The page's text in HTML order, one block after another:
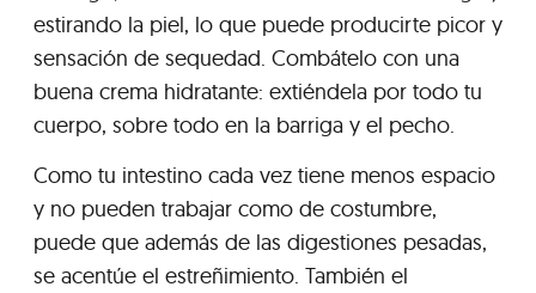
estirando la piel, lo que puede producirte picor y
sensación de sequedad. Combátelo con una
buena crema hidratante: extiéndela por todo tu
cuerpo, sobre todo en la barriga y el pecho.
Como tu intestino cada vez tiene menos espacio
y no pueden trabajar como de costumbre,
puede que además de las digestiones pesadas,
se acentúe el estreñimiento. También el